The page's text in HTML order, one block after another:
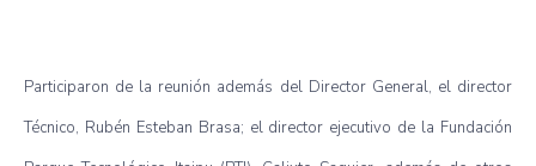
Participaron de la reunión además del Director General, el director
Técnico, Rubén Esteban Brasa; el director ejecutivo de la Fundación